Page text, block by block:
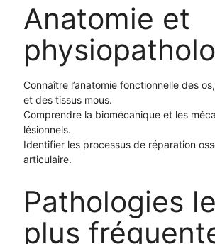
Anatomie et
Connaître l’anatomie fonctionnelle des
et des tissus mous.
Comprendre la biomécanique et les
lésionnels.
Identifier les processus de réparation
articulaire.
Pathologies
plus